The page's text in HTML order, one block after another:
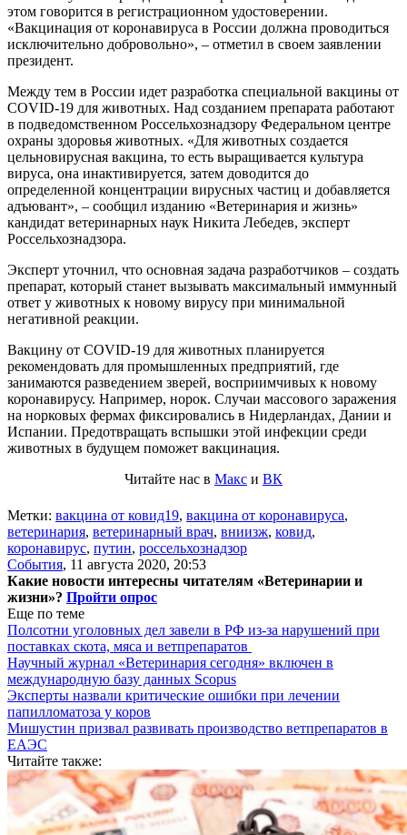
этом говорится в регистрационном удостоверении.
«Вакцинация от коронавируса в России должна проводиться
исключительно добровольно», – отметил в своем заявлении
президент.
Между тем в России идет разработка специальной вакцины от
COVID-19 для животных. Над созданием препарата работают
в подведомственном Россельхознадзору Федеральном центре
охраны здоровья животных. «Для животных создается
цельновирусная вакцина, то есть выращивается культура
вируса, она инактивируется, затем доводится до
определенной концентрации вирусных частиц и добавляется
адъювант», – сообщил изданию «Ветеринария и жизнь»
кандидат ветеринарных наук Никита Лебедев, эксперт
Россельхознадзора.
Эксперт уточнил, что основная задача разработчиков – создать
препарат, который станет вызывать максимальный иммунный
ответ у животных к новому вирусу при минимальной
негативной реакции.
Вакцину от COVID-19 для животных планируется
рекомендовать для промышленных предприятий, где
занимаются разведением зверей, восприимчивых к новому
коронавирусу. Например, норок. Случаи массового заражения
на норковых фермах фиксировались в Нидерландах, Дании и
Испании. Предотвращать вспышки этой инфекции среди
животных в будущем поможет вакцинация.
Читайте нас в Макс и ВК
Метки: вакцина от ковид19, вакцина от коронавируса,
ветеринария, ветеринарный врач, вниизж, ковид,
коронавирус, путин, россельхознадзор
События, 11 августа 2020, 20:53
Какие новости интересны читателям «Ветеринарии и
жизни»? Пройти опрос
Еще по теме
Полсотни уголовных дел завели в РФ из-за нарушений при
поставках скота, мяса и ветпрепаратов
Научный журнал «Ветеринария сегодня» включен в
международную базу данных Scopus
Эксперты назвали критические ошибки при лечении
папилломатоза у коров
Мишустин призвал развивать производство ветпрепаратов в
ЕАЭС
Читайте также: